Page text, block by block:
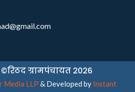
ग्रामपंचायत 2026
Media LLP & Developed by Instant